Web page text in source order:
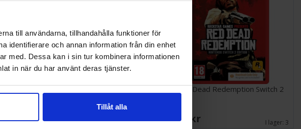
till användarna, tillhandahålla funktioner för
identifierare och annan information från din enhet
med. Dessa kan i sin tur kombinera informationen
in när du har använt deras tjänster.
Tillåt alla
2
09-02
Orbitals Switch 2
539 SEK 2026-09-01
Red Dead Redemption Switch 2
389 SEK I lager: 3